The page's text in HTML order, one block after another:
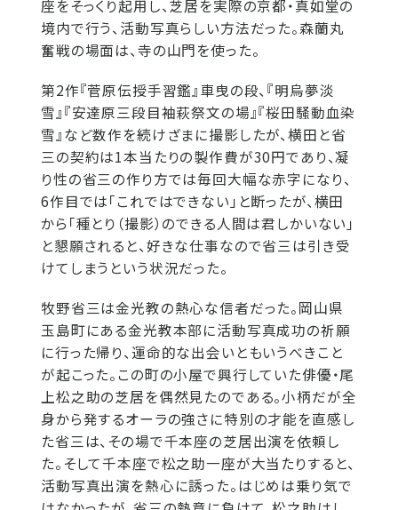
座をそっくり起用し、芝居を実際の京都・真如堂の
境内で行う、活動写真らしい方法だった。森蘭丸
奮戦の場面は、寺の山門を使った。
第2作『菅原伝授手習鑑』車曳の段、『明烏夢淡
雪』『安達原三段目袖萩祭文の場』『桜田騒動血染
雪』など数作を続けざまに撮影したが、横田と省
三の契約は1本当たりの製作費が30円であり、凝
り性の省三の作り方では毎回大幅な赤字になり、
6作目では「これではできない」と断ったが、横田
から「種とり（撮影）のできる人間は君しかいない」
と懇願されると、好きな仕事なので省三は引き受
けてしまうという状況だった。
牧野省三は金光教の熱心な信者だった。岡山県
玉島町にある金光教本部に活動写真成功の祈願
に行った帰り、運命的な出会いともいうべきこと
が起こった。この町の小屋で興行していた俳優・尾
上松之助の芝居を偶然見たのである。小柄だが全
身から発するオーラの強さに特別の才能を直感し
た省三は、その場で千本座の芝居出演を依頼し
た。そして千本座で松之助一座が大当たりすると、
活動写真出演を熱心に誘った。はじめは乗り気で